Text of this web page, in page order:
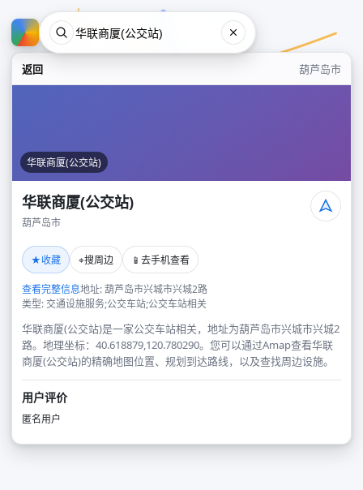
返回 葫芦岛市
华联商厦(公交站)
华联商厦(公交站)
葫芦岛市
★收藏 ⌖搜周边 📱 去手机查看
查看完整信息地址: 葫芦岛市兴城市兴城2路
类型: 交通设施服务;公交车站;公交车站相关
华联商厦(公交站)是一家公交车站相关，地址为葫芦岛市兴城市兴城2
路。地理坐标：40.618879,120.780290。您可以通过Amap查看华联
商厦(公交站)的精确地图位置、规划到达路线，以及查找周边设施。
用户评价
匿名用户